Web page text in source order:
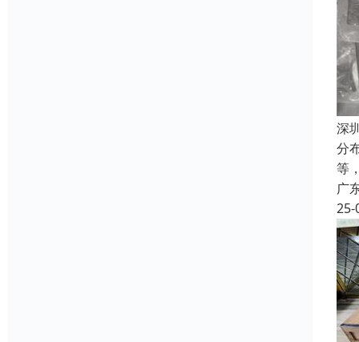
深
分
等
广
25-